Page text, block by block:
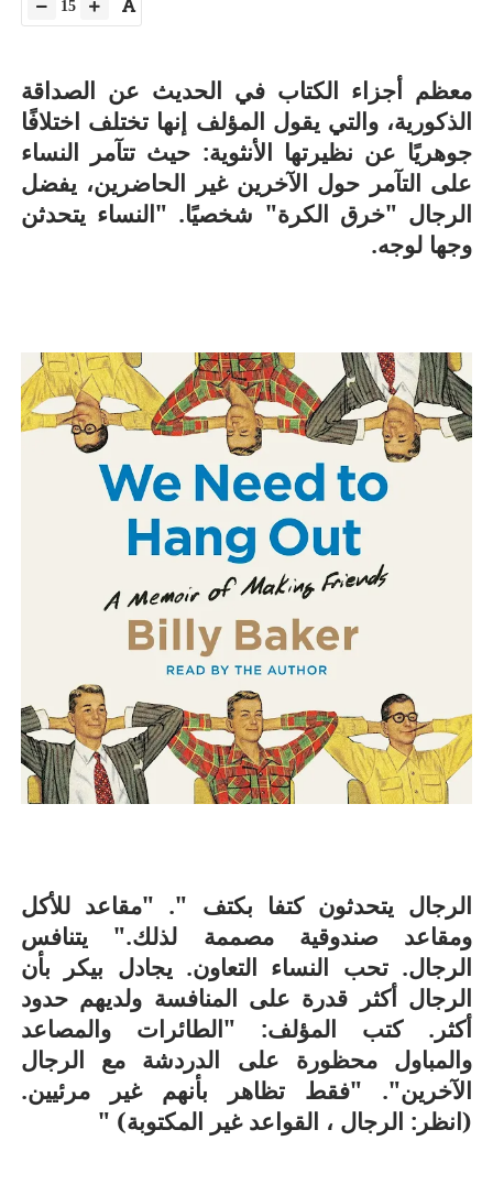
مصيدة الشاشات.. لما التكنولوجيا تسحب
عمرنا | الإدمان الالكتروني
مصيدة
عمرنا | الإدمان
15
معظم أجزاء الكتاب في الحديث عن الصداقة
الذكورية، والتي يقول المؤلف إنها تختلف اختلافًا
جوهريًا عن نظيرتها الأنثوية: حيث تتآمر النساء
على التآمر حول الآخرين غير الحاضرين، يفضل
الرجال "خرق الكرة" شخصيًا. "النساء يتحدثن
وجها لوجه.
الرجال يتحدثون كتفا بكتف ". "مقاعد للأكل
ومقاعد صندوقية مصممة لذلك." يتنافس
الرجال. تحب النساء التعاون. يجادل بيكر بأن
الرجال أكثر قدرة على المنافسة ولديهم حدود
أكثر. كتب المؤلف: "الطائرات والمصاعد
والمباول محظورة على الدردشة مع الرجال
الآخرين". "فقط تظاهر بأنهم غير مرئيين.
(انظر: الرجال ، القواعد غير المكتوبة) "